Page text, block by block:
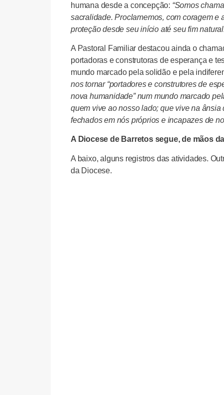
humana desde a concepção: “Somos
sacralidade. Proclamemos, com coragem e
proteção desde seu início até seu fim
A Pastoral Familiar destacou ainda o
portadoras e construtoras de esperança e
mundo marcado pela solidão e pela
nos tornar “portadores e construtores de
nova humanidade” num mundo marcado
quem vive ao nosso lado; que vive na
fechados em nós próprios e incapazes de
A Diocese de Barretos segue, de mãos
A baixo, alguns registros das atividades.
da Diocese.